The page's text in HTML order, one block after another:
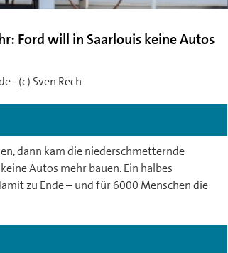
Ford will in Saarlouis keine Autos
- (c) Sven Rech
dann kam die niederschmetternde
Autos mehr bauen. Ein halbes
zu Ende – und für 6000 Menschen die